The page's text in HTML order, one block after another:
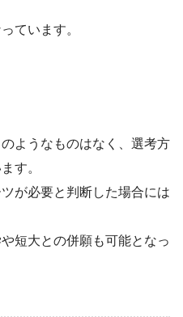
ています。
ようなものはなく、選考方
す。
が必要と判断した場合には
短大との併願も可能となっ